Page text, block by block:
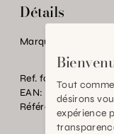
Détails
Marque:
Ref. fournisseur:
EAN:
Référence:
Tout
désirons
expérience